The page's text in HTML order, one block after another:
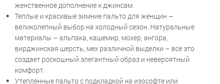
женственное дополнение к джинсам.
Теплые и красивые зимние пальто для женщин –
великолепный выбор на холодный сезон. Натуральные
материалы – альпака, кашемир, мохер, ангора,
вирджинская шерсть, мех различной выделки – все это
создает роскошный элегантный образ и невероятный
комфорт.
Утепленные пальто с подкладкой на изософте или